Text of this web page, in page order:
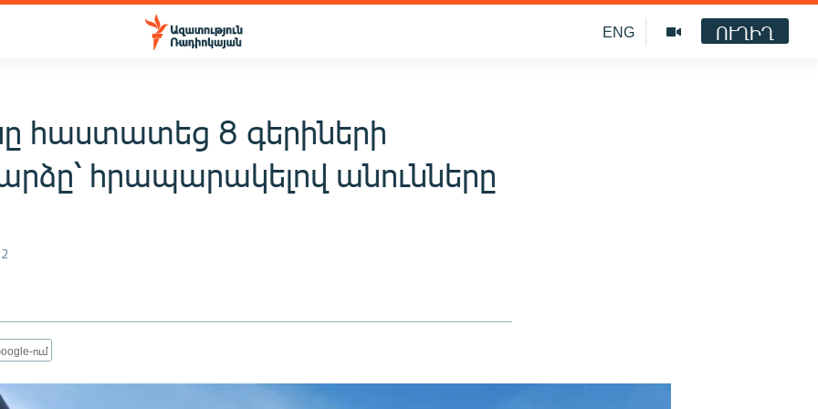
ENG ՈՒՂԻՂ
հաստատեց 8 գերիների
հրապարակելով անունները
ում